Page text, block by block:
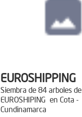
EUROSHIPPING
Siembra de 84 arboles de
EUROSHIPING en Cota -
Cundinamarca